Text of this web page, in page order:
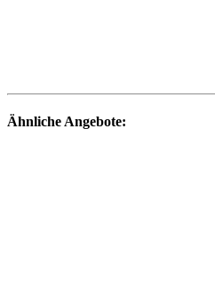
Ähnliche Angebote: